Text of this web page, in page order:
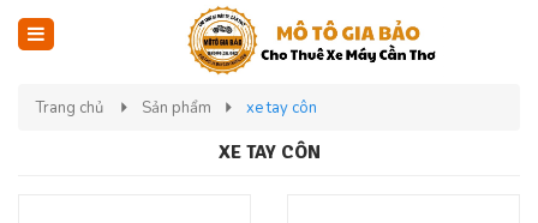
Trang chủ Sản phẩm xe tay côn
XE TAY CÔN